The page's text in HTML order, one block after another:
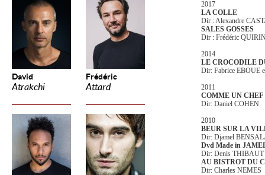
David
Atrakchi
Frédéric
Attard
2017
LA COLLE
Dir : Alexandre
SALES GOSSES
Dir : Frédéric
2014
LE CROCODILE
Dir: Fabrice EBOUE
2011
COMME UN CHEF
Dir: Daniel COHEN
2010
BEUR SUR LA
Dir: Djamel
Dvd Made in
Dir: Denis THIBAUT
AU BISTROT DU
Dir: Charles NEMES